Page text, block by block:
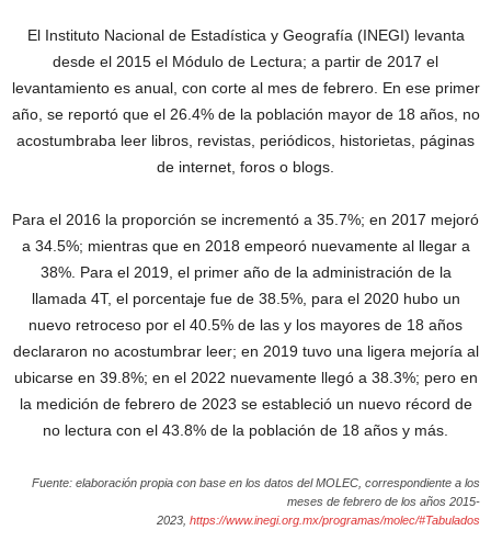
El Instituto Nacional de Estadística y Geografía (INEGI) levanta
desde el 2015 el Módulo de Lectura; a partir de 2017 el
levantamiento es anual, con corte al mes de febrero. En ese primer
año, se reportó que el 26.4% de la población mayor de 18 años, no
acostumbraba leer libros, revistas, periódicos, historietas, páginas
de internet, foros o blogs.
Para el 2016 la proporción se incrementó a 35.7%; en 2017 mejoró
a 34.5%; mientras que en 2018 empeoró nuevamente al llegar a
38%. Para el 2019, el primer año de la administración de la
llamada 4T, el porcentaje fue de 38.5%, para el 2020 hubo un
nuevo retroceso por el 40.5% de las y los mayores de 18 años
declararon no acostumbrar leer; en 2019 tuvo una ligera mejoría al
ubicarse en 39.8%; en el 2022 nuevamente llegó a 38.3%; pero en
la medición de febrero de 2023 se estableció un nuevo récord de
no lectura con el 43.8% de la población de 18 años y más.
Fuente: elaboración propia con base en los datos del MOLEC, correspondiente a los
meses de febrero de los años 2015-
2023, https://www.inegi.org.mx/programas/molec/#Tabulados